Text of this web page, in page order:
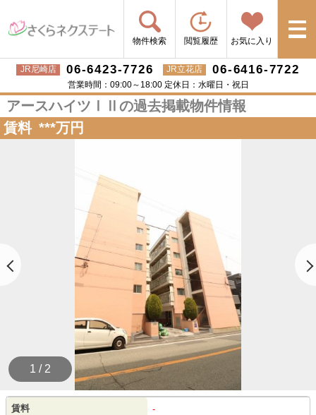
物件検索 閲覧履歴 お気に入り
JR尼崎店 06-6423-7726 JR立花店 06-6416-7722
営業時間：09:00～18:00 定休日：水曜日・祝日
アースハイツⅠⅡの過去掲載物件情報
賃料 ***万円
1 / 2
賃料 -